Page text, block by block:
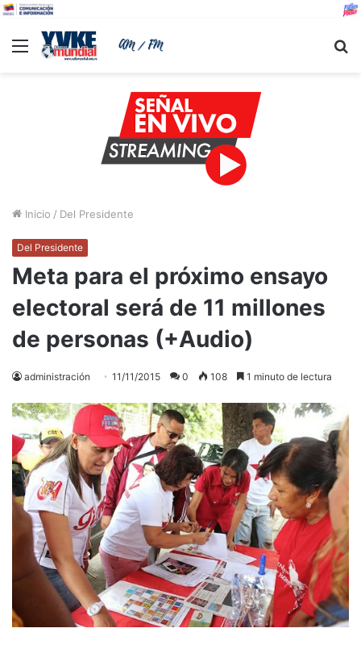
Menu
Inicio / Del Presidente
Del Presidente
Meta para el próximo ensayo
electoral será de 11 millones
de personas (+Audio)
administración 11/11/2015 0 108 1 minuto de lectura